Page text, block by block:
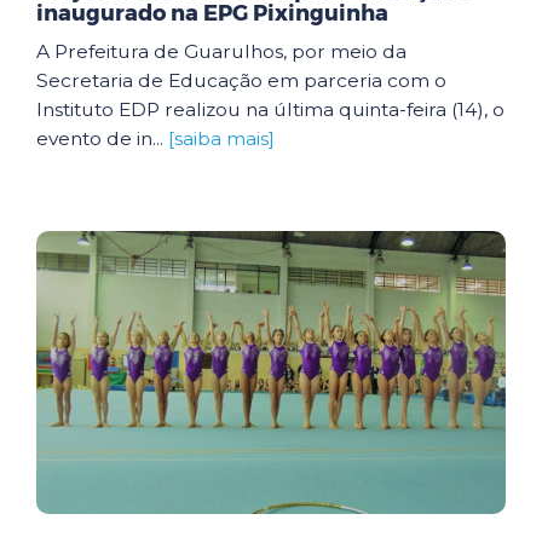
inaugurado na EPG Pixinguinha
A Prefeitura de Guarulhos, por meio da
Secretaria de Educação em parceria com o
Instituto EDP realizou na última quinta-feira (14), o
evento de in... [saiba mais]